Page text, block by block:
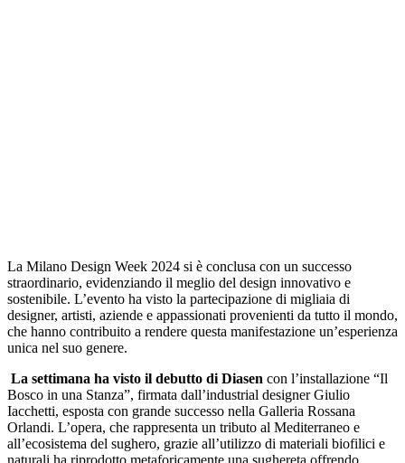
La Milano Design Week 2024 si è conclusa con un successo
straordinario, evidenziando il meglio del design innovativo e
sostenibile. L’evento ha visto la partecipazione di migliaia di
designer, artisti, aziende e appassionati provenienti da tutto il mondo,
che hanno contribuito a rendere questa manifestazione un’esperienza
unica nel suo genere.
La settimana ha visto il debutto di Diasen con l’installazione “Il
Bosco in una Stanza”, firmata dall’industrial designer Giulio
Iacchetti, esposta con grande successo nella Galleria Rossana
Orlandi. L’opera, che rappresenta un tributo al Mediterraneo e
all’ecosistema del sughero, grazie all’utilizzo di materiali biofilici e
naturali ha riprodotto metaforicamente una sughereta offrendo